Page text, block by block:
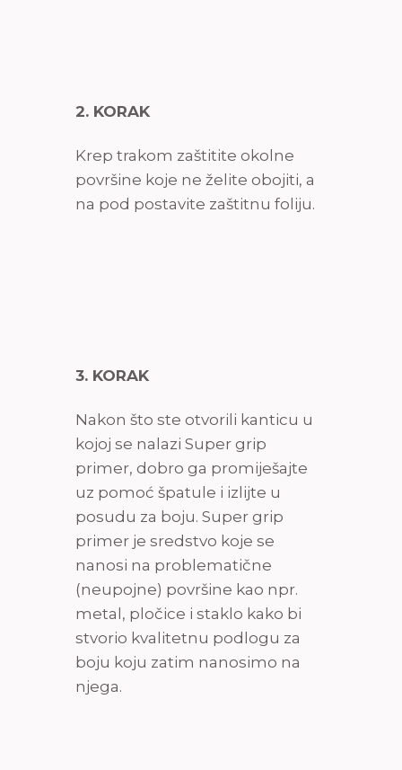
2. KORAK
Krep trakom zaštitite okolne
površine koje ne želite obojiti, a
na pod postavite zaštitnu foliju.
3. KORAK
Nakon što ste otvorili kanticu u
kojoj se nalazi Super grip
primer, dobro ga promiješajte
uz pomoć špatule i izlijte u
posudu za boju. Super grip
primer je sredstvo koje se
nanosi na problematične
(neupojne) površine kao npr.
metal, pločice i staklo kako bi
stvorio kvalitetnu podlogu za
boju koju zatim nanosimo na
njega.